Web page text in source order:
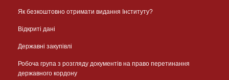
Як безкоштовно отримати видання Інституту?
Відкриті дані
Державні закупівлі
Робоча група з розгляду документів на право перетинання
державного кордону